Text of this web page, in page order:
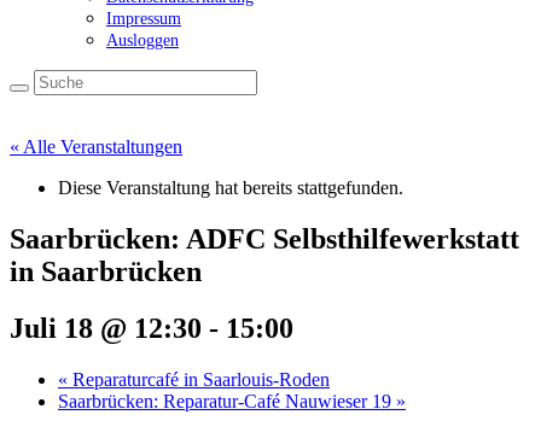
Impressum
Ausloggen
« Alle Veranstaltungen
Diese Veranstaltung hat bereits stattgefunden.
Saarbrücken: ADFC Selbsthilfewerkstatt
in Saarbrücken
Juli 18 @ 12:30 - 15:00
« Reparaturcafé in Saarlouis-Roden
Saarbrücken: Reparatur-Café Nauwieser 19 »